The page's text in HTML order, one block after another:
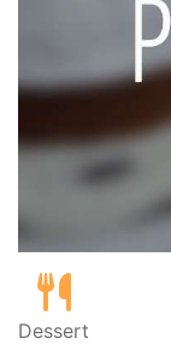
Dessert